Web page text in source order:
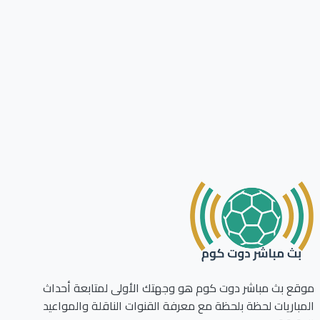
بث مباشر دوت كوم هو وجهتك الأولى لمتابعة أحداث
لحظة بلحظة مع معرفة القنوات الناقلة والمواعيد